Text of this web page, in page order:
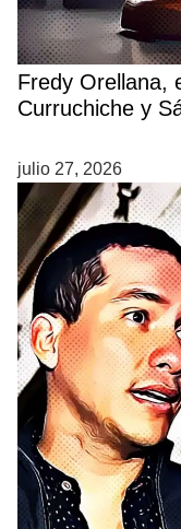
Fredy Orellana,
Curruchiche y
julio 27, 2026